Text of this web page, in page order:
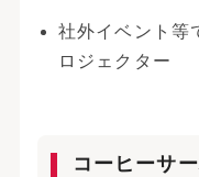
社外イベント等
ロジェクター
コーヒーサ